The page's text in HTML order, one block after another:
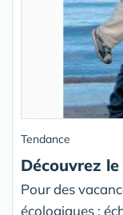
Tendance
Découvrez
Pour des
écologiques :